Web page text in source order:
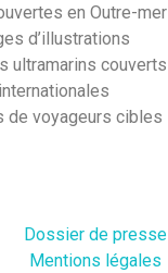
en Outre-mer
d’illustrations
ultramarins couverts
de voyageurs cibles
Dossier de presse
Mentions légales